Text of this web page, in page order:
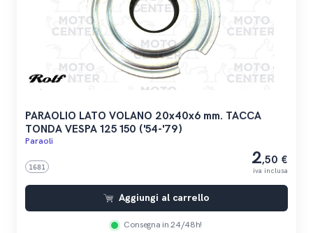
PARAOLIO LATO VOLANO 20x40x6 mm. TACCA
TONDA VESPA 125 150 ('54-'79)
Paraoli
1681 2,50 €
iva inclusa
Aggiungi al carrello
Consegna in 24/48h!